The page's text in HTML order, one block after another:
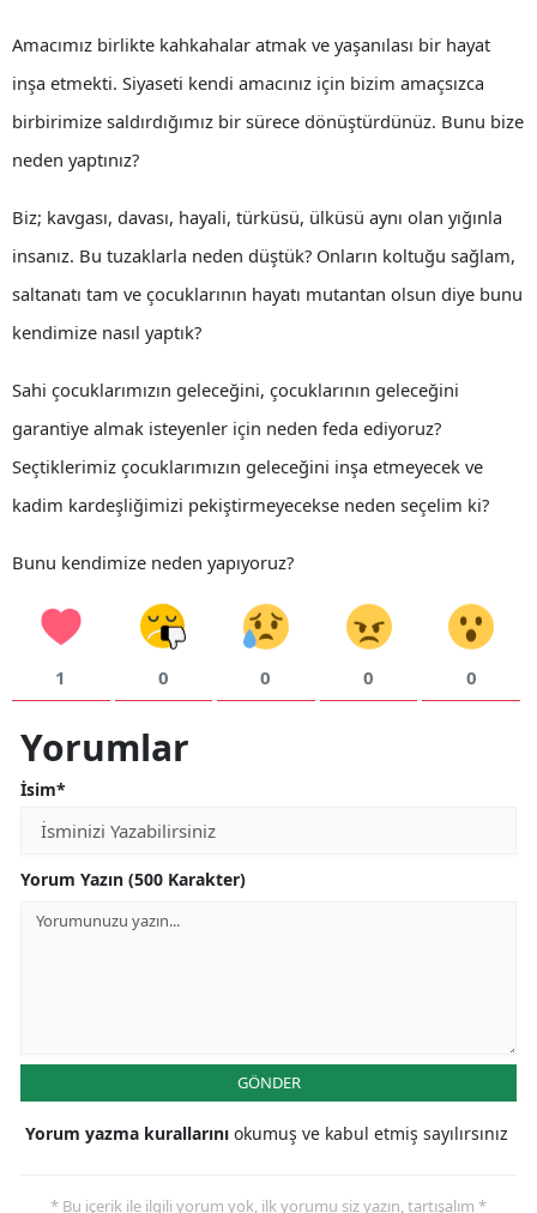
Amacımız birlikte kahkahalar atmak ve yaşanılası bir hayat
inşa etmekti. Siyaseti kendi amacınız için bizim amaçsızca
birbirimize saldırdığımız bir sürece dönüştürdünüz. Bunu bize
neden yaptınız?
Biz; kavgası, davası, hayali, türküsü, ülküsü aynı olan yığınla
insanız. Bu tuzaklarla neden düştük? Onların koltuğu sağlam,
saltanatı tam ve çocuklarının hayatı mutantan olsun diye bunu
kendimize nasıl yaptık?
Sahi çocuklarımızın geleceğini, çocuklarının geleceğini
garantiye almak isteyenler için neden feda ediyoruz?
Seçtiklerimiz çocuklarımızın geleceğini inşa etmeyecek ve
kadim kardeşliğimizi pekiştirmeyecekse neden seçelim ki?
Bunu kendimize neden yapıyoruz?
1 0 0 0 0
Yorumlar
İsim*
Yorum Yazın (500 Karakter)
GÖNDER
Yorum yazma kurallarını okumuş ve kabul etmiş sayılırsınız
* Bu içerik ile ilgili yorum yok, ilk yorumu siz yazın, tartışalım *